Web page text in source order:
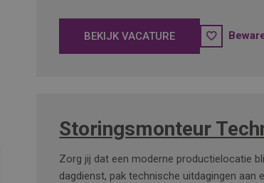
BEKIJK VACATURE
Storingsmonteur
Zorg jij dat een moderne productielocatie
dagdienst, pak technische uitdagingen aan